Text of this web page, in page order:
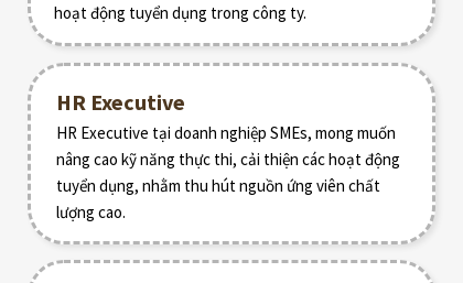
hoạt động tuyển dụng trong công ty.
HR Executive tại doanh nghiệp SMEs, mong muốn
nâng cao kỹ năng thực thi, cải thiện các hoạt động
tuyển dụng, nhằm thu hút nguồn ứng viên chất
lượng cao.
HR Executive